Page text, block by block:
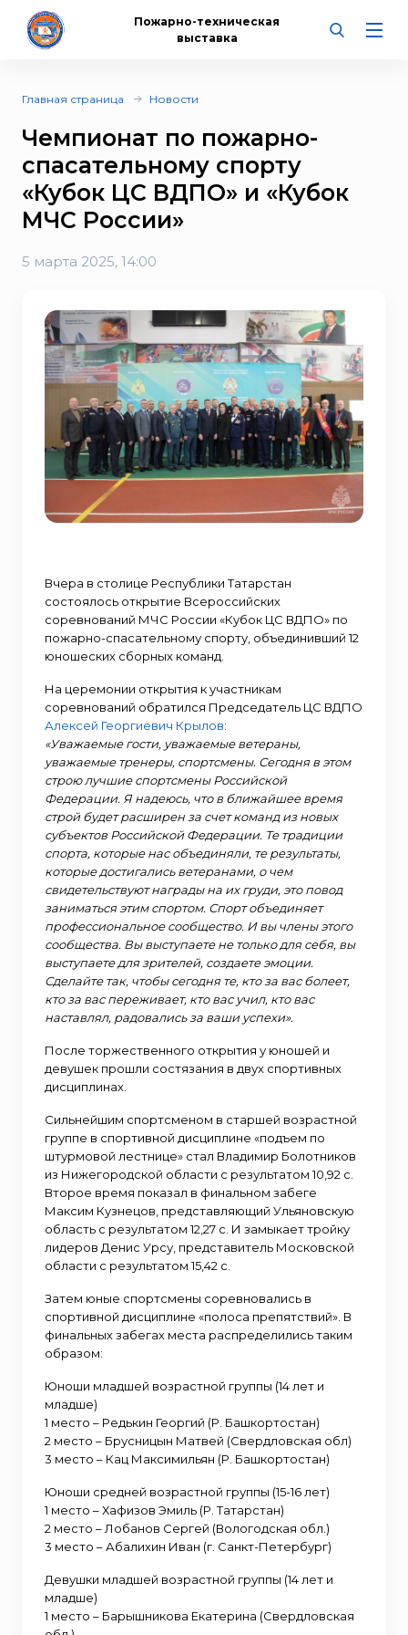
Пожарно-техническая
выставка
Главная страница Новости
Чемпионат по пожарно-
спасательному спорту
«Кубок ЦС ВДПО» и «Кубок
МЧС России»
5 марта 2025, 14:00
Вчера в столице Республики Татарстан
состоялось открытие Всероссийских
соревнований МЧС России «Кубок ЦС ВДПО» по
пожарно-спасательному спорту, объединивший 12
юношеских сборных команд.
На церемонии открытия к участникам
соревнований обратился Председатель ЦС ВДПО
Алексей Георгиевич Крылов:
«Уважаемые гости, уважаемые ветераны,
уважаемые тренеры, спортсмены. Сегодня в этом
строю лучшие спортсмены Российской
Федерации. Я надеюсь, что в ближайшее время
строй будет расширен за счет команд из новых
субъектов Российской Федерации. Те традиции
спорта, которые нас объединяли, те результаты,
которые достигались ветеранами, о чем
свидетельствуют награды на их груди, это повод
заниматься этим спортом. Спорт объединяет
профессиональное сообщество. И вы члены этого
сообщества. Вы выступаете не только для себя, вы
выступаете для зрителей, создаете эмоции.
Сделайте так, чтобы сегодня те, кто за вас болеет,
кто за вас переживает, кто вас учил, кто вас
наставлял, радовались за ваши успехи».
После торжественного открытия у юношей и
девушек прошли состязания в двух спортивных
дисциплинах.
Сильнейшим спортсменом в старшей возрастной
группе в спортивной дисциплине «подъем по
штурмовой лестнице» стал Владимир Болотников
из Нижегородской области с результатом 10,92 с.
Второе время показал в финальном забеге
Максим Кузнецов, представляющий Ульяновскую
область с результатом 12,27 с. И замыкает тройку
лидеров Денис Урсу, представитель Московской
области с результатом 15,42 с.
Затем юные спортсмены соревновались в
спортивной дисциплине «полоса препятствий». В
финальных забегах места распределились таким
образом:
Юноши младшей возрастной группы (14 лет и
младше)
1 место – Редькин Георгий (Р. Башкортостан)
2 место – Брусницын Матвей (Свердловская обл)
3 место – Кац Максимильян (Р. Башкортостан)
Юноши средней возрастной группы (15-16 лет)
1 место – Хафизов Эмиль (Р. Татарстан)
2 место – Лобанов Сергей (Вологодская обл.)
3 место – Абалихин Иван (г. Санкт-Петербург)
Девушки младшей возрастной группы (14 лет и
младше)
1 место – Барышникова Екатерина (Свердловская